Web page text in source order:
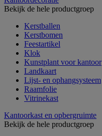
Bekijk de hele productgroep
Kerstballen
Kerstbomen
Feestartikel
Klok
Kunstplant voor kantoor
Landkaart
Lijst- en ophangsysteem
Raamfolie
Vitrinekast
Kantoorkast en opbergruimte
Bekijk de hele productgroep